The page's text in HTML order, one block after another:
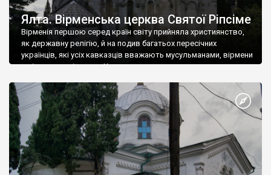
Ялта. Вірменська церква Святої Ріпсіме
Вірменія першою серед країн світу прийняла християнство,
як державну релігію, й на подив багатьох пересічних
українців, які усіх кавказців вважають мусульманами, вірмени
є відданими вірянами Христа